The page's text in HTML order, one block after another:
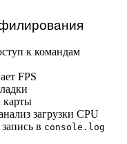
к командам
FPS
карты
загрузки CPU
в console.log